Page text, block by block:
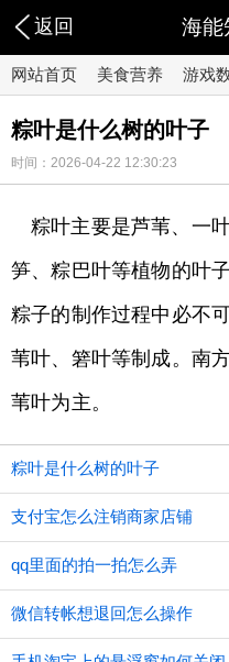
返回 海能
网站首页 美食营养 游戏
粽叶是什么树的叶子
时间：2026-04-22 12:30:23
粽叶主要是芦苇、一
笋、粽巴叶等植物的叶
粽子的制作过程中必不
苇叶、箬叶等制成。南
苇叶为主。
粽叶是什么树的叶子
支付宝怎么注销商家店铺
qq里面的拍一拍怎么弄
微信转帐想退回怎么操作